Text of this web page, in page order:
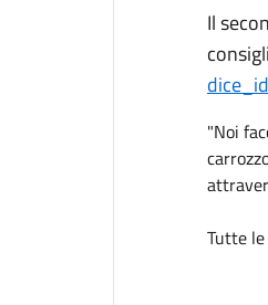
Il
"Noi
Tutte